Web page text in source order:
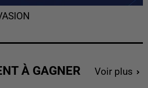
À GAGNER Voir plus